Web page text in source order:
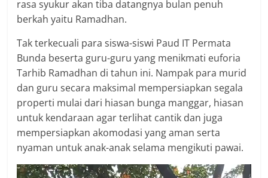
rasa syukur akan tiba datangnya bulan penuh
berkah yaitu Ramadhan.
Tak terkecuali para siswa-siswi Paud IT Permata
Bunda beserta guru-guru yang menikmati euforia
Tarhib Ramadhan di tahun ini. Nampak para murid
dan guru secara maksimal mempersiapkan segala
properti mulai dari hiasan bunga manggar, hiasan
untuk kendaraan agar terlihat cantik dan juga
mempersiapkan akomodasi yang aman serta
nyaman untuk anak-anak selama mengikuti pawai.
Video